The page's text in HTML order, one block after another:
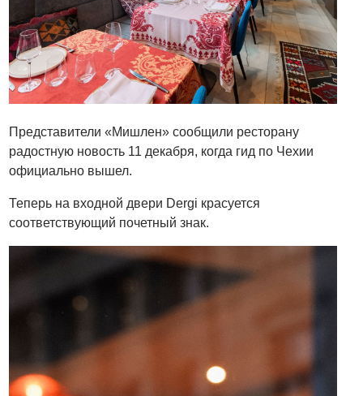
Представители «Мишлен» сообщили ресторану
радостную новость 11 декабря, когда гид по Чехии
официально вышел.
Теперь на входной двери Dergi красуется
соответствующий почетный знак.